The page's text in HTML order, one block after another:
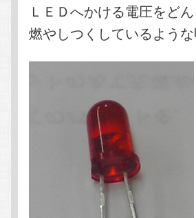
ＬＥＤへかける電圧をど
燃やしつくしているような